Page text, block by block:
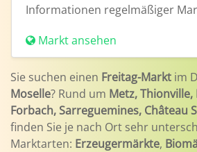
Informationen regelmäßiger
Markt ansehen
Sie suchen einen Freitag-Markt im
Moselle? Rund um Metz,
Forbach, Sarreguemines, Château
finden Sie je nach Ort sehr
Marktarten: Erzeugermärkte,